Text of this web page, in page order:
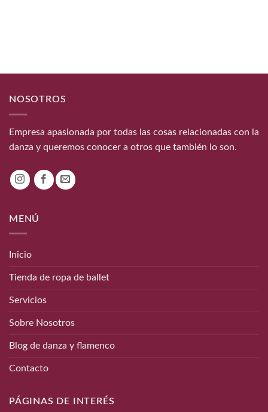
NOSOTROS
Empresa apasionada por todas las cosas relacionadas con la
danza y queremos conocer a otros que también lo son.
MENÚ
Inicio
Tienda de ropa de ballet
Servicios
Sobre Nosotros
Blog de danza y flamenco
Contacto
PÁGINAS DE INTERÉS